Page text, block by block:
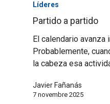
Líderes
Partido a partido
El calendario avanza
Probablemente,
la cabeza esa
Javier Fañanás
7 novembre 2025